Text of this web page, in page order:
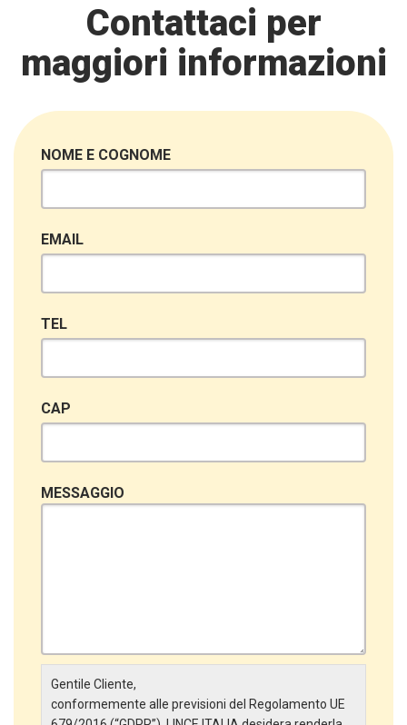
Contattaci per
maggiori informazioni
NOME E COGNOME
EMAIL
TEL
CAP
MESSAGGIO
Gentile Cliente,
conformemente alle previsioni del Regolamento UE